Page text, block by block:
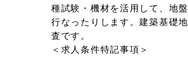
種試験・機材を活用して、地
行なったりします。建築基礎
査です。
＜求人条件特記事項＞